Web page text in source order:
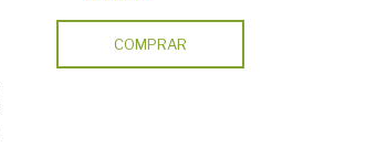
COMPRAR